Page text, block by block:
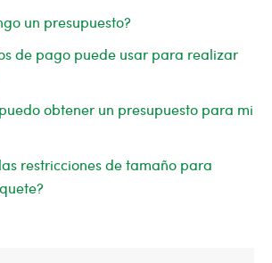
un presupuesto?
de pago puede usar para realizar
obtener un presupuesto para mi
restricciones de tamaño para